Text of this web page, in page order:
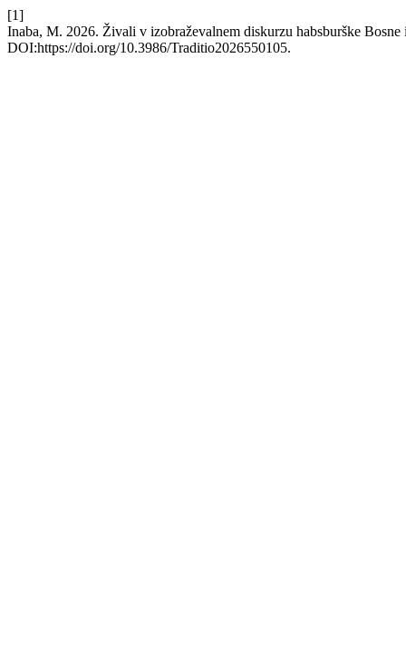
[1]
Inaba, M. 2026. Živali v izobraževalnem diskurzu habsburške
DOI:https://doi.org/10.3986/Traditio2026550105.